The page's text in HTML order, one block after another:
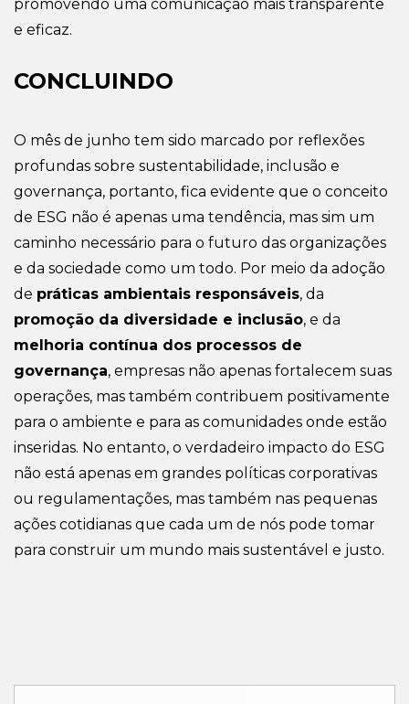
promovendo uma comunicação mais transparente
e eficaz.
CONCLUINDO
O mês de junho tem sido marcado por reflexões
profundas sobre sustentabilidade, inclusão e
governança, portanto, fica evidente que o conceito
de ESG não é apenas uma tendência, mas sim um
caminho necessário para o futuro das organizações
e da sociedade como um todo. Por meio da adoção
de práticas ambientais responsáveis, da
promoção da diversidade e inclusão, e da
melhoria contínua dos processos de
governança, empresas não apenas fortalecem suas
operações, mas também contribuem positivamente
para o ambiente e para as comunidades onde estão
inseridas. No entanto, o verdadeiro impacto do ESG
não está apenas em grandes políticas corporativas
ou regulamentações, mas também nas pequenas
ações cotidianas que cada um de nós pode tomar
para construir um mundo mais sustentável e justo.